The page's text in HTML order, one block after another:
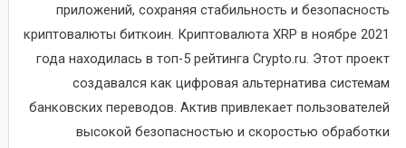
приложений, сохраняя стабильность и безопасность
криптовалюты биткоин. Криптовалюта XRP в ноябре 2021
года находилась в топ-5 рейтинга Crypto.ru. Этот проект
создавался как цифровая альтернатива системам
банковских переводов. Актив привлекает пользователей
высокой безопасностью и скоростью обработки